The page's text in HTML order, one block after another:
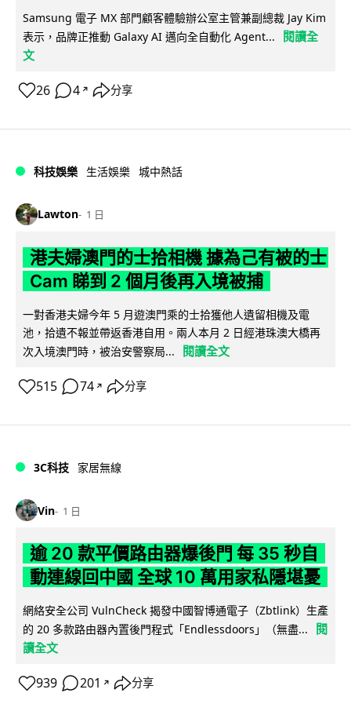
Samsung 電子 MX 部門顧客體驗辦公室主管兼副總裁 Jay Kim
表示，品牌正推動 Galaxy AI 邁向全自動化 Agent...
閱讀全
文
26 4 ↗ 分享
科技娛樂 生活娛樂 城中熱話
Lawton 1 日
港夫婦澳門的士拾相機 據為己有被的士
Cam 睇到 2 個月後再入境被捕
一對香港夫婦今年 5 月遊澳門乘的士拾獲他人遺留相機及電
池，拾遺不報並帶返香港自用。兩人本月 2 日經港珠澳大橋再
次入境澳門時，被治安警察局...
閱讀全文
515 74 ↗ 分享
3C科技 家居無線
Vin 1 日
逾 20 款平價路由器爆後門 每 35 秒自
動連線回中國 全球 10 萬用家私隱堪憂
網絡安全公司 VulnCheck 揭發中國智博通電子（Zbtlink）生產
的 20 多款路由器內置後門程式「Endlessdoors」（無盡...
閱
讀全文
939 201 ↗ 分享